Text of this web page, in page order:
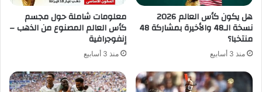
هل يكون كأس العالم 2026
نسخة الـ48 والأخيرة بمشاركة 48
منتخبا؟
منذ 3 أسابيع
معلومات شاملة حول مجسم
كأس العالم المصنوع من الذهب –
إنفوجرافية
منذ 3 أسابيع